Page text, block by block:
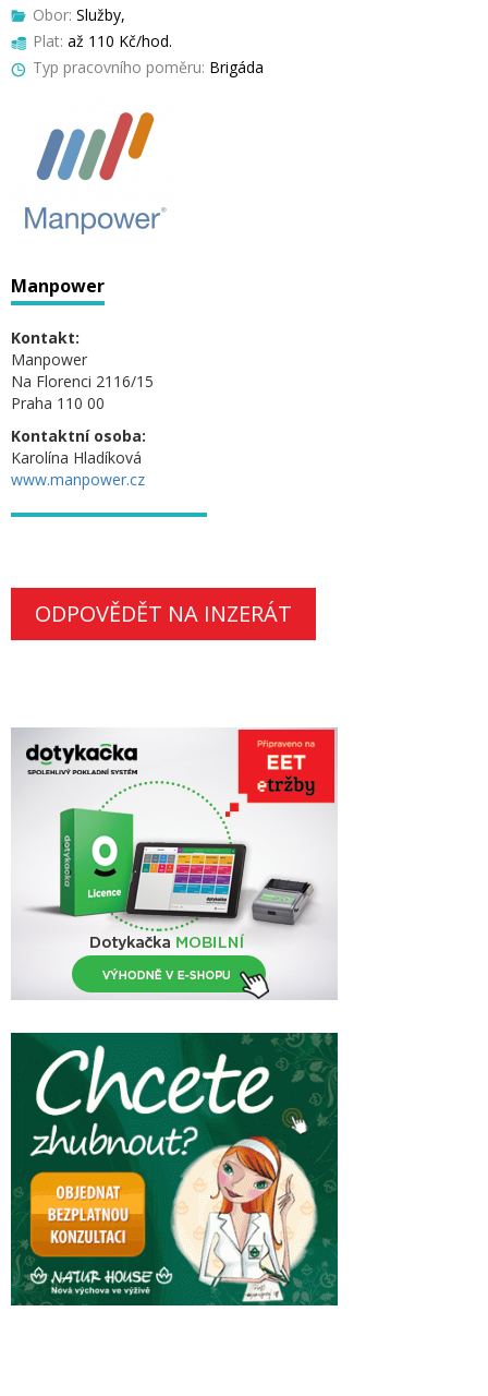
Obor: Služby,
Plat: až 110 Kč/hod.
Typ pracovního poměru: Brigáda
Manpower
Kontakt:
Manpower
Na Florenci 2116/15
Praha 110 00
Kontaktní osoba:
Karolína Hladíková
www.manpower.cz
ODPOVĚDĚT NA INZERÁT